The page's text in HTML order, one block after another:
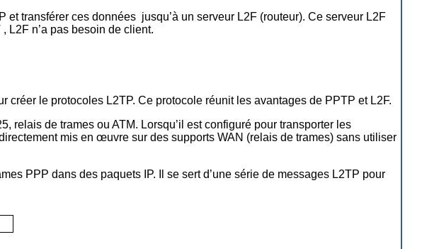
transférer ces données jusqu’à un serveur L2F (routeur). Ce serveur L2F
L2F n’a pas besoin de client.
le protocoles L2TP. Ce protocole réunit les avantages de PPTP et L2F.
relais de trames ou ATM. Lorsqu’il est configuré pour transporter les
mis en œuvre sur des supports WAN (relais de trames) sans utiliser
PPP dans des paquets IP. Il se sert d’une série de messages L2TP pour